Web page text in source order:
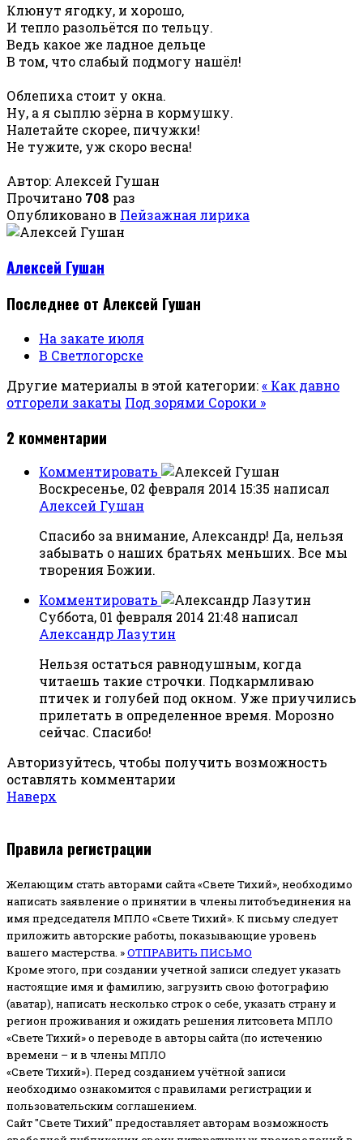
Клюнут ягодку, и хорошо,
И тепло разольётся по тельцу.
Ведь какое же ладное дельце
В том, что слабый подмогу нашёл!
Облепиха стоит у окна.
Ну, а я сыплю зёрна в кормушку.
Налетайте скорее, пичужки!
Не тужите, уж скоро весна!
Автор: Алексей Гушан
Прочитано 708 раз
Опубликовано в Пейзажная лирика
Алексей Гушан
Последнее от Алексей Гушан
На закате июля
В Светлогорске
Другие материалы в этой категории:« Как давно
отгорели закаты Под зорями Сороки »
2 комментарии
Комментировать
Воскресенье, 02 февраля 2014 15:35 написал
Алексей Гушан
Спасибо за внимание, Александр! Да, нельзя
забывать о наших братьях меньших. Все мы
творения Божии.
Комментировать
Суббота, 01 февраля 2014 21:48 написал
Александр Лазутин
Нельзя остаться равнодушным, когда
читаешь такие строчки. Подкармливаю
птичек и голубей под окном. Уже приучились
прилетать в определенное время. Морозно
сейчас. Спасибо!
Авторизуйтесь, чтобы получить возможность
оставлять комментарии
Наверх
Правила регистрации
Желающим стать авторами сайта «Свете Тихий», необходимо
написать заявление о принятии в члены литобъединения на
имя председателя МПЛО «Свете Тихий». К письму следует
приложить авторские работы, показывающие уровень
вашего мастерства. »ОТПРАВИТЬ ПИСЬМО
Кроме этого, при создании учетной записи следует указать
настоящие имя и фамилию, загрузить свою фотографию
(аватар), написать несколько строк о себе, указать страну и
регион проживания и ожидать решения литсовета МПЛО
«Свете Тихий» о переводе в авторы сайта (по истечению
времени – и в члены МПЛО
«Свете Тихий»). Перед созданием учётной записи
необходимо ознакомится с правилами регистрации и
пользовательским соглашением.
Сайт "Свете Тихий" предоставляет авторам возможность